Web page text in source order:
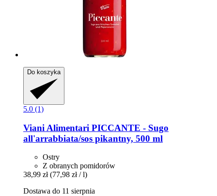
Do koszyka
5.0 (1)
Viani Alimentari PICCANTE -​ Sugo
all'arrabbiata/sos pikantny, 500 ml
Ostry
Z obranych pomidorów
38,99 zł (77,98 zł / l)
Dostawa do 11 sierpnia